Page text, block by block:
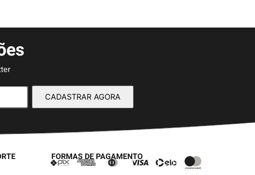
CADASTRAR AGORA
FORMAS DE PAGAMENTO